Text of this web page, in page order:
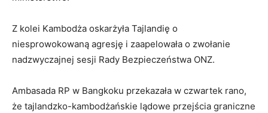
Z kolei Kambodża oskarżyła Tajlandię o
niesprowokowaną agresję i zaapelowała o zwołanie
nadzwyczajnej sesji Rady Bezpieczeństwa ONZ.
Ambasada RP w Bangkoku przekazała w czwartek rano,
że tajlandzko-kambodżańskie lądowe przejścia graniczne